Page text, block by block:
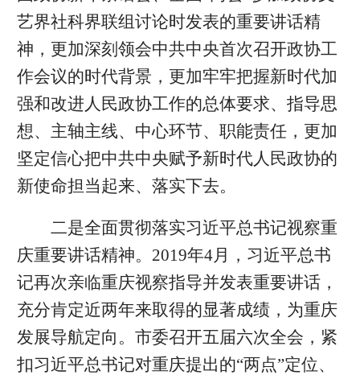
艺界社科界联组讨论时发表的重要讲话精
神，更加深刻领会中共中央首次召开政协工
作会议的时代背景，更加牢牢把握新时代加
强和改进人民政协工作的总体要求、指导思
想、主轴主线、中心环节、职能责任，更加
坚定信心把中共中央赋予新时代人民政协的
新使命担当起来、落实下去。
二是全面贯彻落实习近平总书记视察重
庆重要讲话精神。2019年4月，习近平总书
记再次亲临重庆视察指导并发表重要讲话，
充分肯定近两年来取得的显著成绩，为重庆
发展导航定向。市委召开五届六次全会，紧
扣习近平总书记对重庆提出的“两点”定位、